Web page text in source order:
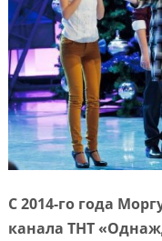
С 2014-го года
канала ТНТ